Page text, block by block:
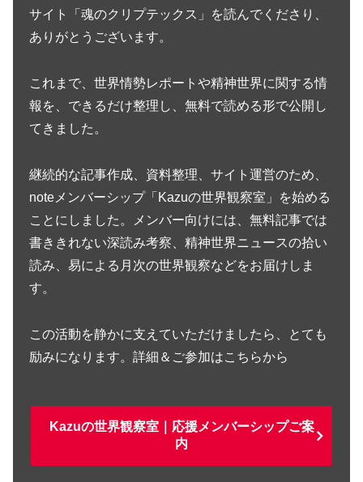
サイト「魂のクリプテックス」を読んでくださり、
ありがとうございます。
これまで、世界情勢レポートや精神世界に関する情
報を、できるだけ整理し、無料で読める形で公開し
てきました。
継続的な記事作成、資料整理、サイト運営のため、
noteメンバーシップ「Kazuの世界観察室」を始める
ことにしました。メンバー向けには、無料記事では
書ききれない深読み考察、精神世界ニュースの拾い
読み、易による月次の世界観察などをお届けしま
す。
この活動を静かに支えていただけましたら、とても
励みになります。詳細＆ご参加はこちらから
Kazuの世界観察室｜応援メンバーシップご案
内